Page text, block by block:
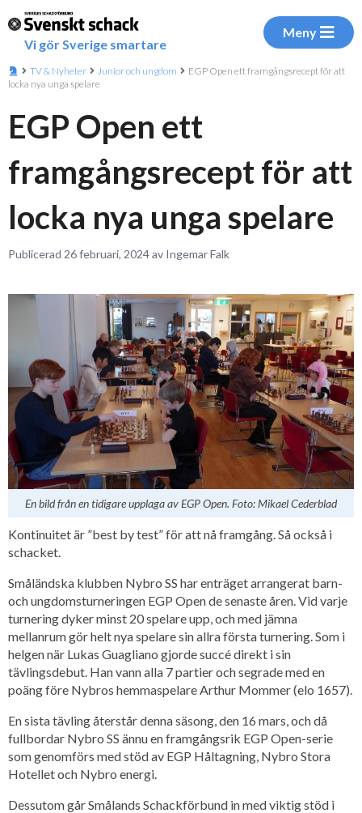
Vi gör Sverige smartare
Meny
TV & Nyheter Junior och ungdom
EGP Open ett framgångsrecept för att
locka nya unga spelare
EGP Open ett
framgångsrecept för att
locka nya unga spelare
Publicerad 26 februari, 2024 av Ingemar Falk
En bild från en tidigare upplaga av EGP Open. Foto: Mikael Cederblad
Kontinuitet är ”best by test” för att nå framgång. Så också i
schacket.
Småländska klubben Nybro SS har enträget arrangerat barn-
och ungdomsturneringen EGP Open de senaste åren. Vid varje
turnering dyker minst 20 spelare upp, och med jämna
mellanrum gör helt nya spelare sin allra första turnering. Som i
helgen när Lukas Guagliano gjorde succé direkt i sin
tävlingsdebut. Han vann alla 7 partier och segrade med en
poäng före Nybros hemmaspelare Arthur Mommer (elo 1657).
En sista tävling återstår denna säsong, den 16 mars, och då
fullbordar Nybro SS ännu en framgångsrik EGP Open-serie
som genomförs med stöd av EGP Håltagning, Nybro Stora
Hotellet och Nybro energi.
Dessutom går Smålands Schackförbund in med viktig stöd i